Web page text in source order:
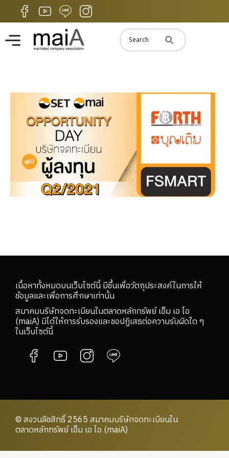
เนื้อหาทั้งหมดบนเว็บไซต์นี้ มีขึ้นเพื่อวัตถุประสงค์ในการให้
ข้อมูลและเพื่อการศึกษาเท่านั้น
สมาคมบริษัทจดทะเบียนในตลาดหลักทรัพย์ เอ็ม เอ ไอ
(maiA) มิได้ให้การรับรองและขอปฏิเสธต่อความรับผิดใด ๆ
ในเว็บไซต์นี้
© สงวนลิขสิทธิ์ 2565 สมาคมบริษัทจดทะเบียนใน
ตลาดหลักทรัพย์ เอ็ม เอ ไอ (maiA)